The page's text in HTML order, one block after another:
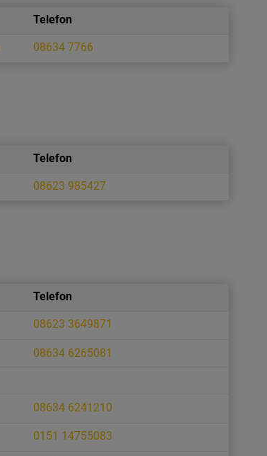
Telefon
08634 7766
Telefon
08623 985427
Telefon
08623 3649871
08634 6265081
08634 6241210
0151 14755083